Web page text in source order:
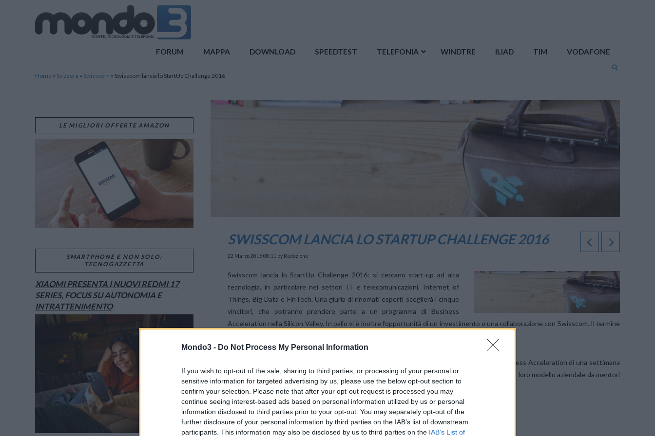
Mondo3 - Do Not Process My Personal Information
If you wish to opt-out of the sale, sharing to third parties, or processing of your personal or
sensitive information for targeted advertising by us, please use the below opt-out section to
confirm your selection. Please note that after your opt-out request is processed you may
continue seeing interest-based ads based on personal information utilized by us or personal
information disclosed to third parties prior to your opt-out. You may separately opt-out of the
further disclosure of your personal information by third parties on the IAB’s list of downstream
participants. This information may also be disclosed by us to third parties on the IAB’s List of
FORUM MAPPA DOWNLOAD SPEEDTEST TELEFONIA WINDTRE ILIAD TIM VODAFONE
Home » Svizzera » Swisscom » Swisscom lancia lo StartUp Challenge 2016
SWISSCOM LANCIA LO STARTUP CHALLENGE 2016
22 Marzo 2016 08:11 by Redazione
Swisscom lancia lo StartUp Challenge 2016: si cercano start-up ad alta
tecnologia, in particolare nei settori IT e telecomunicazioni, Internet of
Things, Big Data e FinTech. Una giuria di rinomati esperti sceglierà i cinque
vincitori, che potranno prendere parte a un programma di Business
Acceleration nella Silicon Valley. In palio vi è inoltre l’opportunità di un investimento o una collaborazione con Swisscom. Il termine
Con lo StartUp Challenge Swisscom offre la possibilità di partecipare a un programma di Business Acceleration di una settimana
nella Silicon Valley. In tale occasione, i giovani imprenditori potranno far esaminare in dettaglio il loro modello aziendale da mentori
e stabilire preziosi contatti con partner e investitori internazionali.
LE MIGLIORI OFFERTE AMAZON
SMARTPHONE E NON SOLO:
TECNOGAZZETTA
XIAOMI PRESENTA I NUOVI REDMI 17
SERIES, FOCUS SU AUTONOMIA E
INTRATTENIMENTO